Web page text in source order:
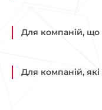
Для компаній, що
Для компаній,